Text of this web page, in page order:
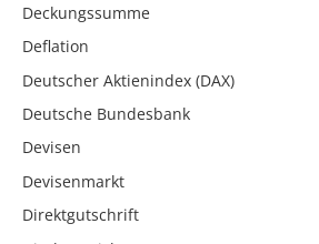
Deckungssumme
Deflation
Deutscher Aktienindex (DAX)
Deutsche Bundesbank
Devisen
Devisenmarkt
Direktgutschrift